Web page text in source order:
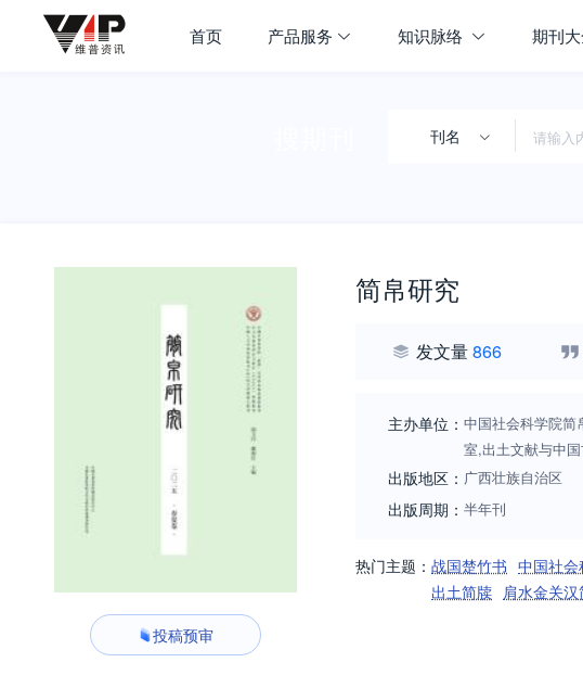
首页 产品服务 知识脉络 期刊
刊名
投稿预审
简帛研究
发文量866
主办单位： 中国社会科学院简
室,出土文献与中
出版地区： 广西壮族自治区
出版周期： 半年刊
热门主题： 战国楚竹书 中国社会
出土简牍 肩水金关汉